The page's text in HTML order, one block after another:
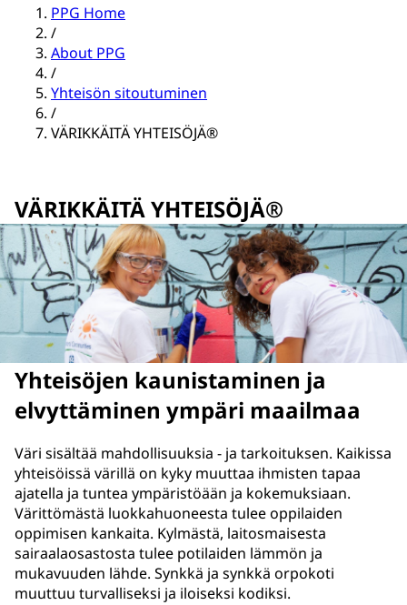
PPG Home
/
About PPG
/
Yhteisön sitoutuminen
/
VÄRIKKÄITÄ YHTEISÖJÄ®
VÄRIKKÄITÄ YHTEISÖJÄ®
Yhteisöjen kaunistaminen ja
elvyttäminen ympäri maailmaa
Väri sisältää mahdollisuuksia - ja tarkoituksen. Kaikissa
yhteisöissä värillä on kyky muuttaa ihmisten tapaa
ajatella ja tuntea ympäristöään ja kokemuksiaan.
Värittömästä luokkahuoneesta tulee oppilaiden
oppimisen kankaita. Kylmästä, laitosmaisesta
sairaalaosastosta tulee potilaiden lämmön ja
mukavuuden lähde. Synkkä ja synkkä orpokoti
muuttuu turvalliseksi ja iloiseksi kodiksi.